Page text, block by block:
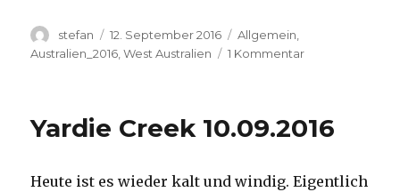
Autor
stefan
Veröffentlicht
am
12. September 2016 Kategorien
Allgemein
Australien_2016 ,West Australien 1 Kommentarzu
Yardie Creek 10.09.2016
Heute ist es wieder kalt und windig. Eigentlich